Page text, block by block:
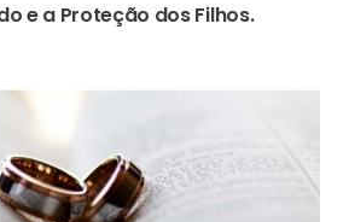
e a Proteção dos Filhos.